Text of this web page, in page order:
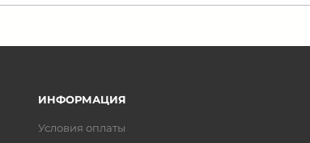
ИНФОРМАЦИЯ
Условия оплаты